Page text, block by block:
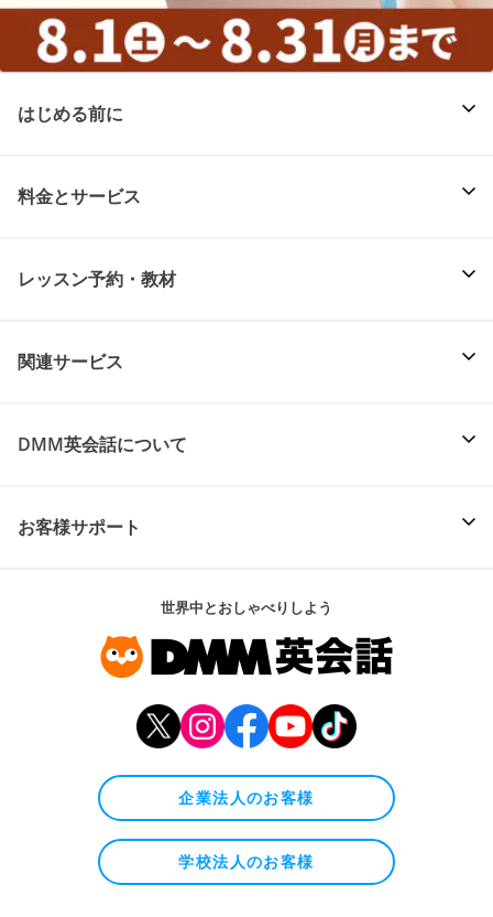
はじめる前に
料金とサービス
レッスン予約・教材
関連サービス
DMM英会話について
お客様サポート
世界中とおしゃべりしよう
企業法人のお客様
学校法人のお客様